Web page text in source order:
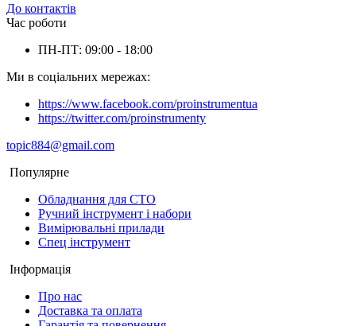
До контактів
Час роботи
ПН-ПТ: 09:00 - 18:00
Ми в соціальних мережах:
https://www.facebook.com/proinstrumentua
https://twitter.com/proinstrumenty
topic884@gmail.com
Популярне
Обладнання для СТО
Ручний інструмент і набори
Вимірювальні прилади
Спец інструмент
Інформація
Про нас
Доставка та оплата